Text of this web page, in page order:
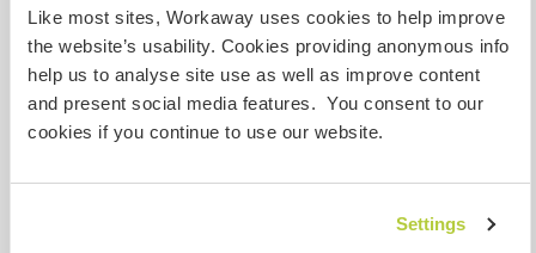
Like most sites, Workaway uses cookies to help improve
the website’s usability. Cookies providing anonymous info
help us to analyse site use as well as improve content
and present social media features. You consent to our
cookies if you continue to use our website.
Settings
Chat with Workawayers who've visited
this host